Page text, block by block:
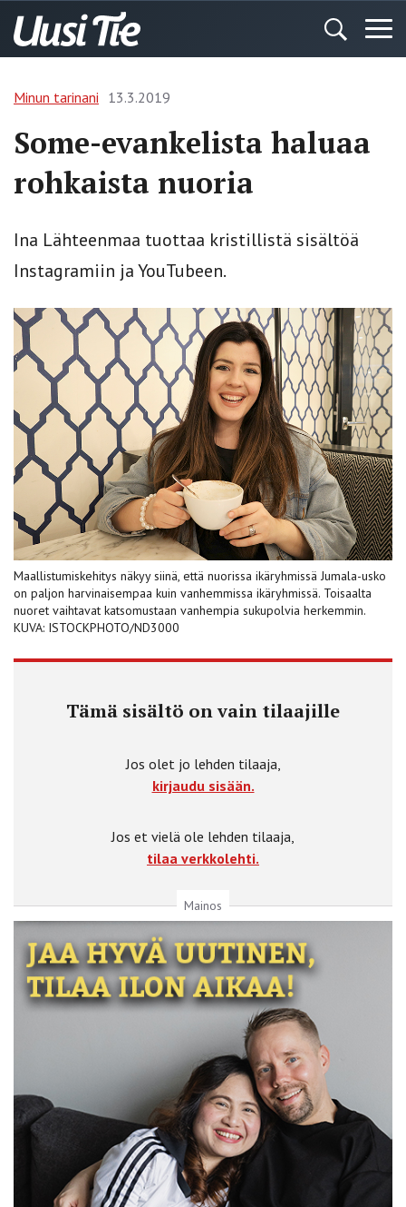
Minun tarinani 13.3.2019
Some-evankelista haluaa
rohkaista nuoria
Ina Lähteenmaa tuottaa kristillistä sisältöä
Instagramiin ja YouTubeen.
Maallistumiskehitys näkyy siinä, että nuorissa ikäryhmissä Jumala-usko
on paljon harvinaisempaa kuin vanhemmissa ikäryhmissä. Toisaalta
nuoret vaihtavat katsomustaan vanhempia sukupolvia herkemmin.
KUVA: ISTOCKPHOTO/ND3000
Tämä sisältö on vain tilaajille
Jos olet jo lehden tilaaja,
kirjaudu sisään.
Jos et vielä ole lehden tilaaja,
tilaa verkkolehti.
Mainos